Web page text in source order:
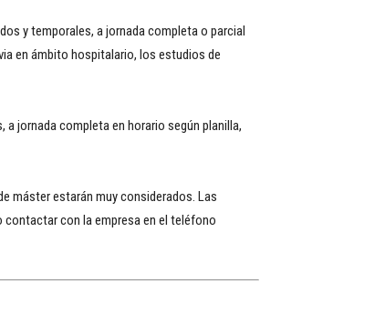
y temporales, a jornada completa o parcial
en ámbito hospitalario, los estudios de
jornada completa en horario según planilla,
máster estarán muy considerados. Las
contactar con la empresa en el teléfono